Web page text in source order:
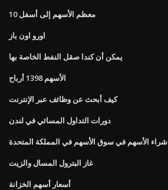
10 معظم الأسهم إلى أسفل
اورو اون باز
يمكن أن كندا صقل النفط الخاصة بها
الأسهم 1398 أرباح
كيف أبحث عن وظائف عبر الإنترنت
دورات التداول المسائي في لندن
شراء الأسهم في سوق الأسهم في المملكة المتحدة
غاز البترول المسال والزيت
أسعار أسهم الخزانة